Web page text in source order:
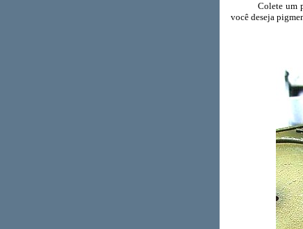
Colete um
você deseja